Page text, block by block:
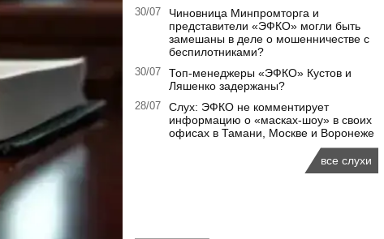
30/07
Чиновница Минпромторга и
представители «ЭФКО» могли быть
замешаны в деле о мошенничестве с
беспилотниками?
30/07
Топ-менеджеры «ЭФКО» Кустов и
Ляшенко задержаны?
28/07
Слух: ЭФКО не комментирует
информацию о «масках-шоу» в своих
офисах в Тамани, Москве и Воронеже
все слухи